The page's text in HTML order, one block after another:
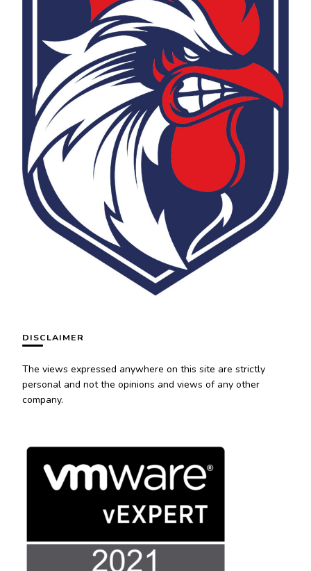
DISCLAIMER
The views expressed anywhere on this site are strictly
personal and not the opinions and views of any other
company.